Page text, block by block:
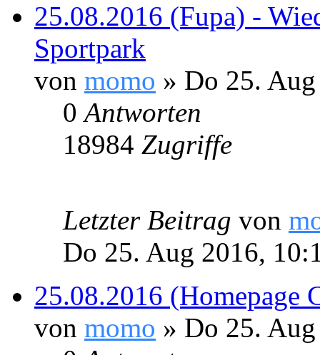
25.08.2016 (Fupa) -
Sportpark
von momo » Do 25.
0Antworten
18984 Zugriffe
Letzter Beitrag von
Do 25. Aug 2016,
25.08.2016 (Homepage
von momo » Do 25.